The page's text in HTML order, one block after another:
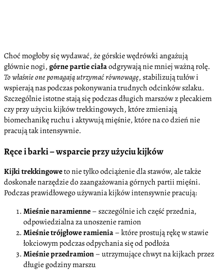
Choć mogłoby się wydawać, że górskie wędrówki angażują
głównie nogi,górne partie ciałaodgrywają nie mniej ważną rolę.
To właśnie one pomagają utrzymać równowagę, stabilizują tułów i
wspierają nas podczas pokonywania trudnych odcinków szlaku.
Szczególnie istotne stają się podczas długich marszów z plecakiem
czy przy użyciu kijków trekkingowych, które zmieniają
biomechanikę ruchu i aktywują mięśnie, które na co dzień nie
pracują tak intensywnie.
Ręce i barki – wsparcie przy użyciu kijków
Kijki trekkingoweto nie tylko odciążenie dla stawów, ale także
doskonałe narzędzie do zaangażowania górnych partii mięśni.
Podczas prawidłowego używania kijków intensywnie pracują:
Mieśnie naramienne– szczególnie ich część przednia,
odpowiedzialna za unoszenie ramion
Mieśnie trójgłowe ramienia– które prostują rękę w stawie
łokciowym podczas odpychania się od podłoża
Mieśnie przedramion– utrzymujące chwyt na kijkach przez
długie godziny marszu